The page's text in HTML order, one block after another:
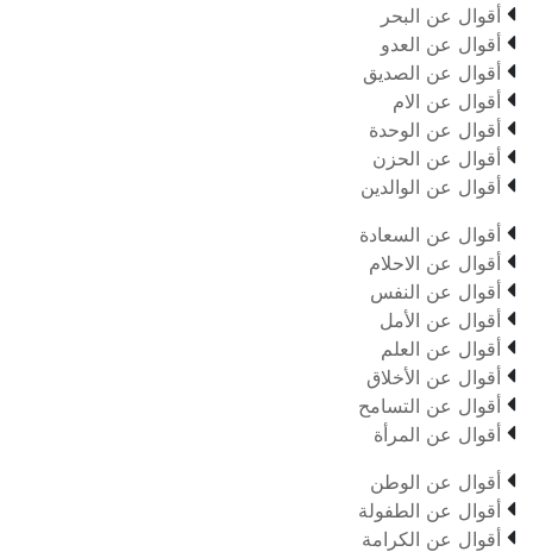
 أقوال عن البحر
 أقوال عن العدو
 أقوال عن الصديق
 أقوال عن الام
 أقوال عن الوحدة
 أقوال عن الحزن
 أقوال عن الوالدين
 أقوال عن السعادة
 أقوال عن الاحلام
 أقوال عن النفس
 أقوال عن الأمل
 أقوال عن العلم
 أقوال عن الأخلاق
 أقوال عن التسامح
 أقوال عن المرأة
 أقوال عن الوطن
 أقوال عن الطفولة
 أقوال عن الكرامة